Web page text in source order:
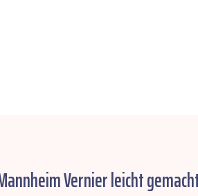
Vernier leicht